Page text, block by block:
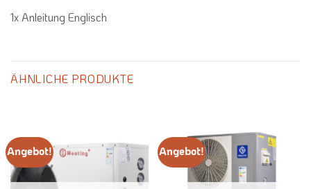
1x Anleitung Englisch
ÄHNLICHE PRODUKTE
Angebot! Angebot!